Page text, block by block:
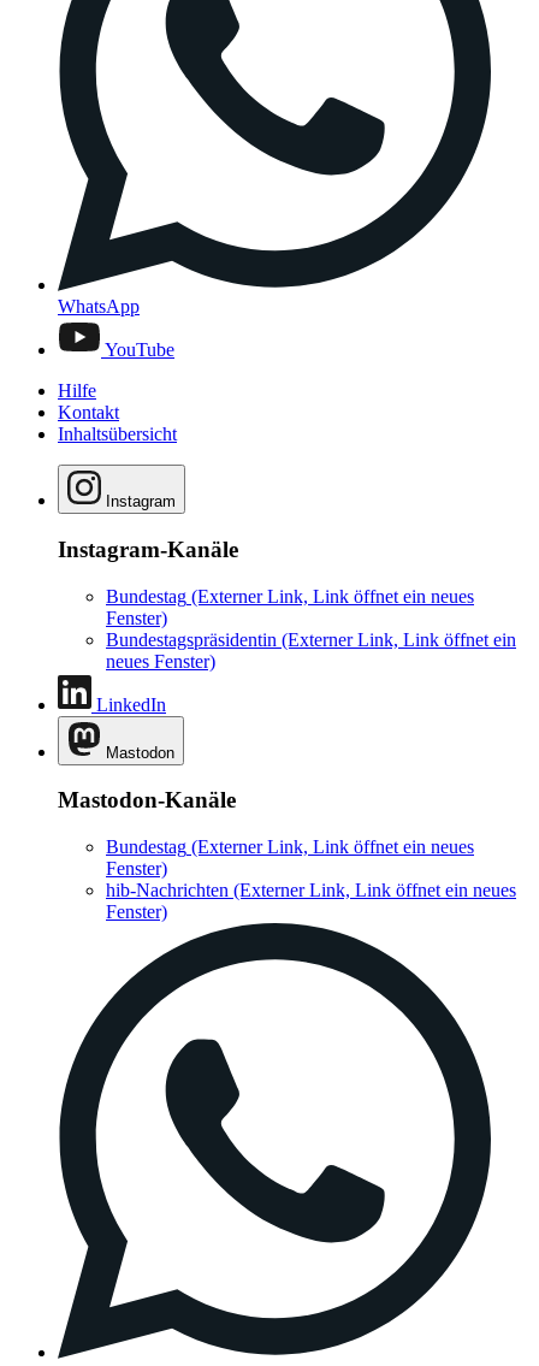
WhatsApp
YouTube
Hilfe
Kontakt
Inhaltsübersicht
Instagram
Instagram-Kanäle
Bundestag (Externer Link, Link öffnet ein neues
Fenster)
Bundestagspräsidentin (Externer Link, Link öffnet ein
neues Fenster)
LinkedIn
Mastodon
Mastodon-Kanäle
Bundestag (Externer Link, Link öffnet ein neues
Fenster)
hib-Nachrichten (Externer Link, Link öffnet ein neues
Fenster)